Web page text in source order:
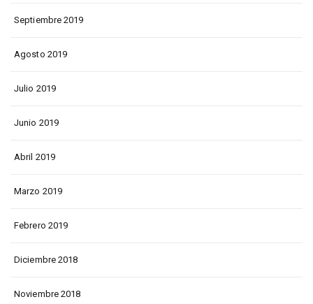
Septiembre 2019
Agosto 2019
Julio 2019
Junio 2019
Abril 2019
Marzo 2019
Febrero 2019
Diciembre 2018
Noviembre 2018